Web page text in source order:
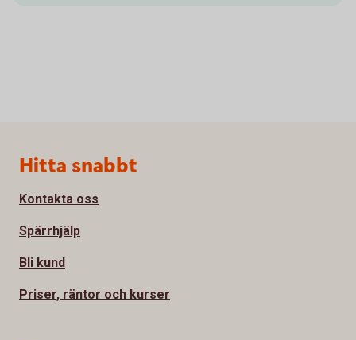
Sidfot
Hitta snabbt
Kontakta oss
Spärrhjälp
Bli kund
Priser, räntor och kurser